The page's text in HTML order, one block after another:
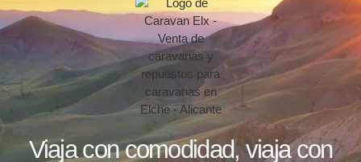
Viaja con comodidad, viaja con